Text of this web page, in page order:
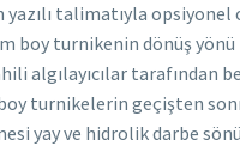
talimatıyla opsiyonel
boy turnikenin dönüş
algılayıcılar tarafından
boy turnikelerin geçişten
yay ve hidrolik darbe